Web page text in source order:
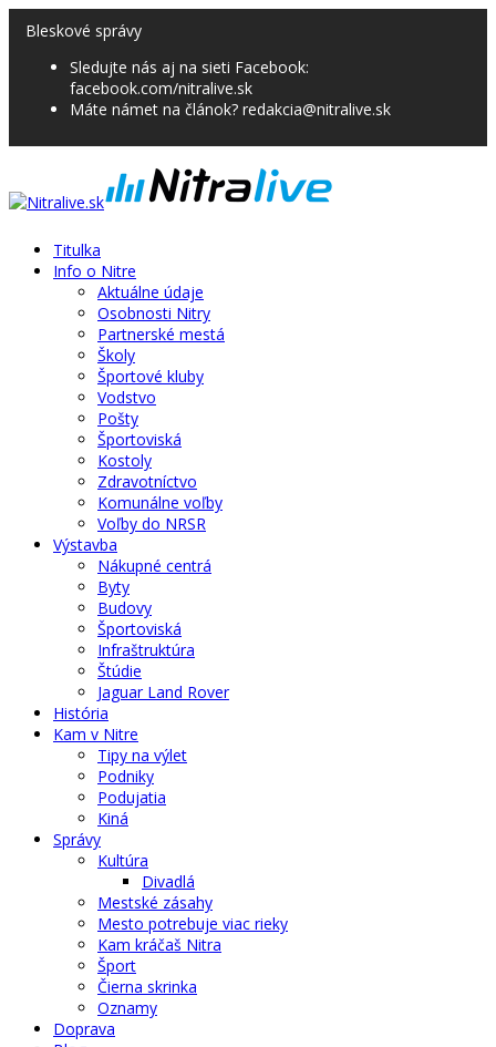
Bleskové správy
Sledujte nás aj na sieti Facebook:
facebook.com/nitralive.sk
Máte námet na článok? redakcia@nitralive.sk
Titulka
Info o Nitre
Aktuálne údaje
Osobnosti Nitry
Partnerské mestá
Školy
Športové kluby
Vodstvo
Pošty
Športoviská
Kostoly
Zdravotníctvo
Komunálne voľby
Voľby do NRSR
Výstavba
Nákupné centrá
Byty
Budovy
Športoviská
Infraštruktúra
Štúdie
Jaguar Land Rover
História
Kam v Nitre
Tipy na výlet
Podniky
Podujatia
Kiná
Správy
Kultúra
Divadlá
Mestské zásahy
Mesto potrebuje viac rieky
Kam kráčaš Nitra
Šport
Čierna skrinka
Oznamy
Doprava